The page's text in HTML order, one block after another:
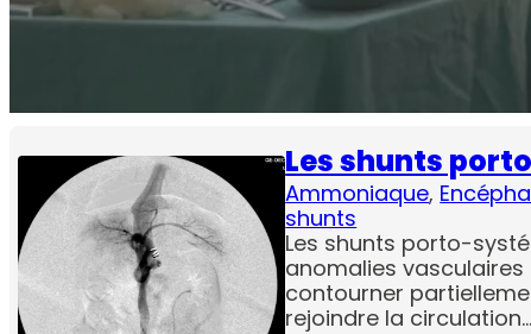
Les shunts
Ammoniaque,
shunts
Les shunts porto-
anomalies
contourner
rejoindre la circulation…